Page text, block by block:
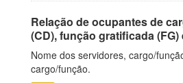
Relação de ocupantes de
(CD), função gratificada (FG)
Nome dos servidores, cargo/
cargo/função.